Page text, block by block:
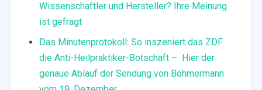
Wissenschaftler und Hersteller? Ihre Meinung
ist gefragt
Das Minutenprotokoll: So inszeniert das ZDF
die Anti-Heilpraktiker-Botschaft – Hier der
genaue Ablauf der Sendung von Böhmermann